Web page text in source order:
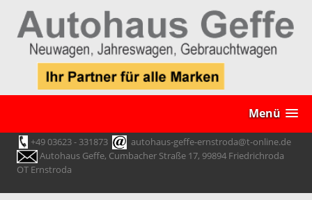
Menü
+49 03623 - 331873
autohaus-geffe-ernstroda@t-online.de
Autohaus Geffe, Cumbacher Straße 17, 99894 Friedrichroda
OT Ernstroda